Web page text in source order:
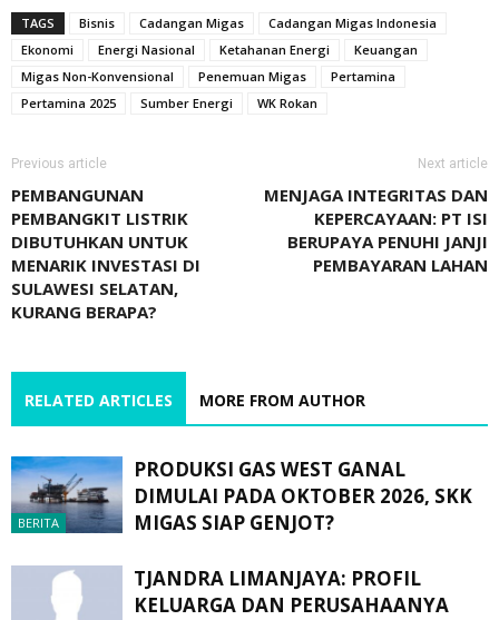
TAGS Bisnis Cadangan Migas
Cadangan Migas Indonesia
Ekonomi
Energi Nasional Ketahanan Energi
Keuangan
Migas Non-Konvensional
Penemuan Migas
Pertamina
Pertamina 2025
Sumber Energi WK Rokan
Previous article
PEMBANGUNAN
PEMBANGKIT LISTRIK
DIBUTUHKAN UNTUK
MENARIK INVESTASI DI
SULAWESI SELATAN,
KURANG BERAPA?
Next article
MENJAGA INTEGRITAS DAN
KEPERCAYAAN: PT ISI
BERUPAYA PENUHI JANJI
PEMBAYARAN LAHAN
RELATED ARTICLES MORE FROM AUTHOR
BERITA
PRODUKSI GAS WEST GANAL
DIMULAI PADA OKTOBER 2026, SKK
MIGAS SIAP GENJOT?
TJANDRA LIMANJAYA: PROFIL
KELUARGA DAN PERUSAHAANYA